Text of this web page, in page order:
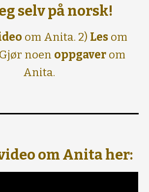
selv på norsk!
om Anita. 2) Les om
jør noen oppgaverom
Anita.
om Anita her: